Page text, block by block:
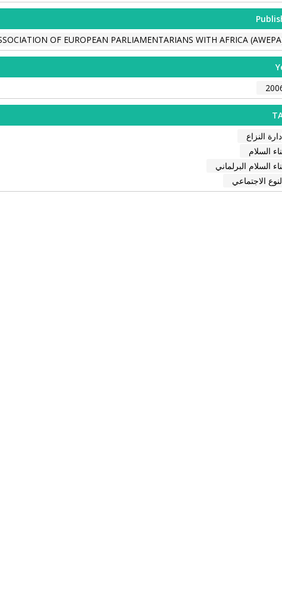
OF EUROPEAN PARLIAMENTARIANS WITH AFRICA
النزاع
السلام
السلام البرلماني
الاجتماعي